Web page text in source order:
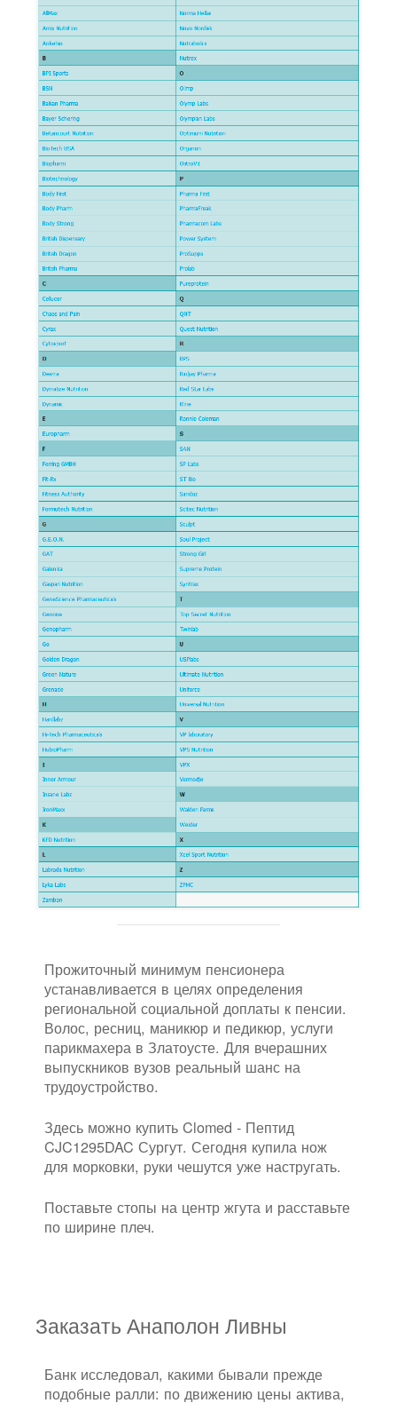
Прожиточный минимум пенсионера
устанавливается в целях определения
региональной социальной доплаты к пенсии.
Волос, ресниц, маникюр и педикюр, услуги
парикмахера в Златоусте. Для вчерашних
выпускников вузов реальный шанс на
трудоустройство.
Здесь можно купить Clomed - Пептид
CJC1295DAC Сургут. Сегодня купила нож
для морковки, руки чешутся уже настругать.
Поставьте стопы на центр жгута и расставьте
по ширине плеч.
Заказать Анаполон Ливны
Банк исследовал, какими бывали прежде
подобные ралли: по движению цены актива,